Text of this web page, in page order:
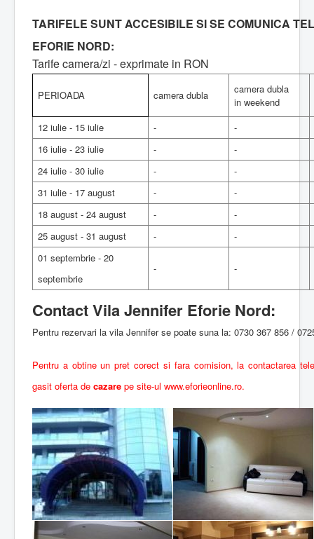
TARIFELE SUNT ACCESIBILE SI SE COMUNICA
EFORIE NORD:
Tarife camera/zi - exprimate in RON
PERIOADA camera dubla
camera dubla
in weekend
12 iulie - 15 iulie
-
-
16 iulie - 23 iulie
-
-
24 iulie - 30 iulie
-
-
31 iulie - 17 august
-
-
18 august - 24 august
-
-
25 august - 31 august
-
-
01 septembrie - 20
septembrie
- -
Contact Vila Jennifer Eforie Nord:
Pentru rezervari la vila Jennifer se poate suna la: 0730 367 856 /
Pentru a obtine un pret corect si fara comision, la contactarea
gasit oferta de cazare pe site-ul www.eforieonline.ro.